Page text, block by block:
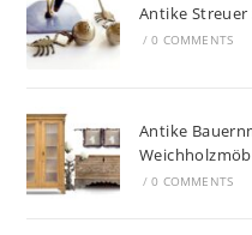
Antike
/ 0 COMMENTS
Antike
/ 0 COMMENTS